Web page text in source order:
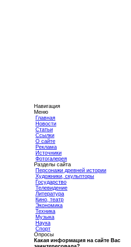
Навигация
Меню
Главная
Новости
Статьи
Ссылки
О сайте
Реклама
Источники
Фотогалерея
Разделы сайта
Персонажи древней истории
Художники, скульпторы
Государство
Телевидение
Литература
Кино, театр
Экономика
Техника
Музыка
Наука
Спорт
Опросы
Какая информация на сайте Вас